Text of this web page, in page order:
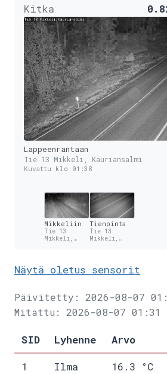
Kitka
Lappeenrantaan
Tie 13 Mikkeli, Kauriansalmi
Kuvattu klo 01:38
Mikkeliin
Tie 13
Mikkeli,
Tienpinta
Tie 13
Mikkeli,
Näytä oletus sensorit
Päivitetty: 2026-08-07
Mitattu: 2026-08-07 01:31
SID Lyhenne
Arvo
1
Ilma
16.3 °C